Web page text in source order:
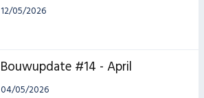
12/05/2026
Bouwupdate #14 - April
04/05/2026